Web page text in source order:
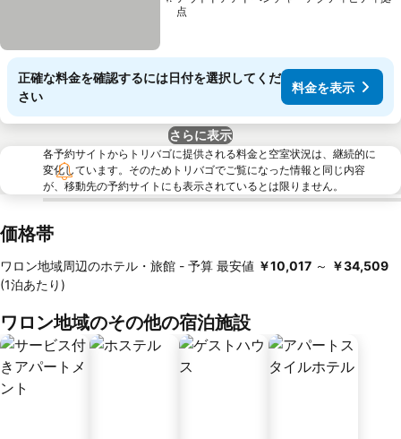
点
正確な料金を確認するには日付を選択してくだ
さい
料金を表示
さらに表示
各予約サイトからトリバゴに提供される料金と空室状況は、継続的に
変化しています。そのためトリバゴでご覧になった情報と同じ内容
が、移動先の予約サイトにも表示されているとは限りません。
価格帯
ワロン地域周辺のホテル・旅館 - 予算 最安値 ‎￥10,017 ～ ‎￥34,509
(1泊あたり)
ワロン地域のその他の宿泊施設